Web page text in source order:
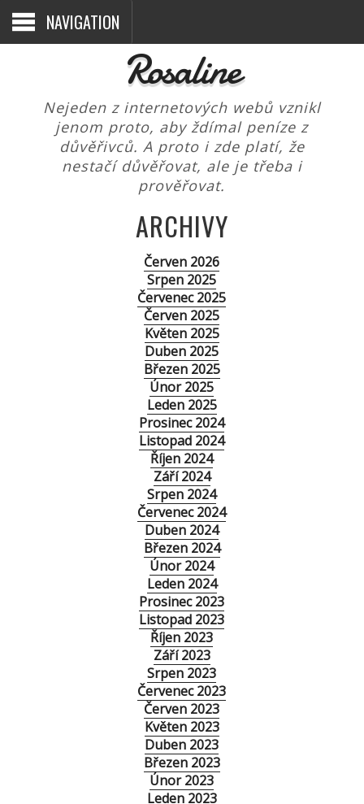
NAVIGATION
Rosaline
Nejeden z internetových webů vznikl
jenom proto, aby ždímal peníze z
důvěřivců. A proto i zde platí, že
nestačí důvěřovat, ale je třeba i
prověřovat.
ARCHIVY
Červen 2026
Srpen 2025
Červenec 2025
Červen 2025
Květen 2025
Duben 2025
Březen 2025
Únor 2025
Leden 2025
Prosinec 2024
Listopad 2024
Říjen 2024
Září 2024
Srpen 2024
Červenec 2024
Duben 2024
Březen 2024
Únor 2024
Leden 2024
Prosinec 2023
Listopad 2023
Říjen 2023
Září 2023
Srpen 2023
Červenec 2023
Červen 2023
Květen 2023
Duben 2023
Březen 2023
Únor 2023
Leden 2023